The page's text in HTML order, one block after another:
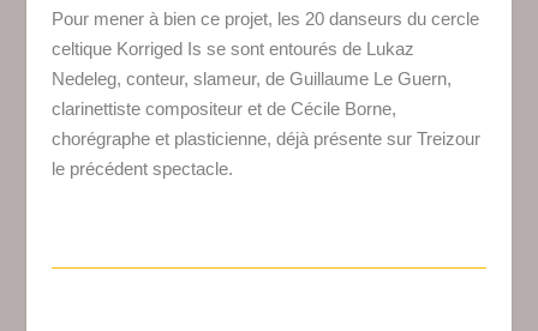
Pour mener à bien ce projet, les 20 danseurs du cercle
celtique Korriged Is se sont entourés de Lukaz
Nedeleg, conteur, slameur, de Guillaume Le Guern,
clarinettiste compositeur et de Cécile Borne,
chorégraphe et plasticienne, déjà présente sur Treizour
le précédent spectacle.